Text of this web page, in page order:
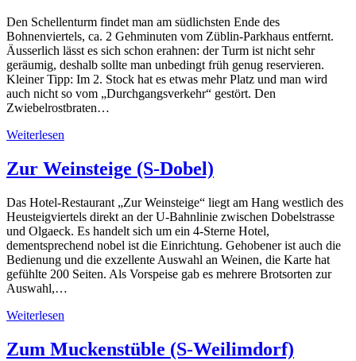
Den Schellenturm findet man am südlichsten Ende des
Bohnenviertels, ca. 2 Gehminuten vom Züblin-Parkhaus entfernt.
Äusserlich lässt es sich schon erahnen: der Turm ist nicht sehr
geräumig, deshalb sollte man unbedingt früh genug reservieren.
Kleiner Tipp: Im 2. Stock hat es etwas mehr Platz und man wird
auch nicht so vom „Durchgangsverkehr“ gestört. Den
Zwiebelrostbraten…
Weiterlesen
Zur Weinsteige (S-Dobel)
Das Hotel-Restaurant „Zur Weinsteige“ liegt am Hang westlich des
Heusteigviertels direkt an der U-Bahnlinie zwischen Dobelstrasse
und Olgaeck. Es handelt sich um ein 4-Sterne Hotel,
dementsprechend nobel ist die Einrichtung. Gehobener ist auch die
Bedienung und die exzellente Auswahl an Weinen, die Karte hat
gefühlte 200 Seiten. Als Vorspeise gab es mehrere Brotsorten zur
Auswahl,…
Weiterlesen
Zum Muckenstüble (S-Weilimdorf)